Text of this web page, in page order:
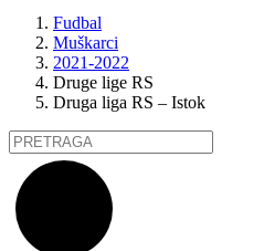
Fudbal
Muškarci
2021-2022
Druge lige RS
Druga liga RS – Istok